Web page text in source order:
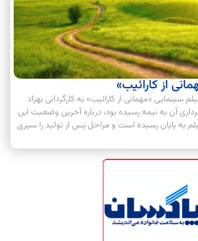
از کارائیب»
سینمایی «مهمانی از کارائیب» به کارگردانی بهزاد
آن به نیمه رسیده بود، درباره آخرین وضعیت این
به پایان رسیده است و مراحل پس از تولید را سپری